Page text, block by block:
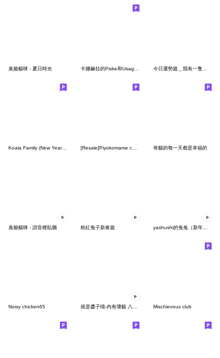
臭臉貓咪 - 夏日時光
Koala Family (New Year's Holidays) [Resale]Piyokomame collaboration 2 有貓的每一天都是幸福的
臭臉貓咪 - 諧音梗貼圖 粉紅兔子新春篇 yashushi的兔兔（新年快樂）
Noisy chicken65 Mischievous club